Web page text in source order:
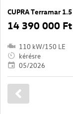
CUPRA Terramar
14 390 000 Ft
110 kW/150 LE
kérésre
05/2026